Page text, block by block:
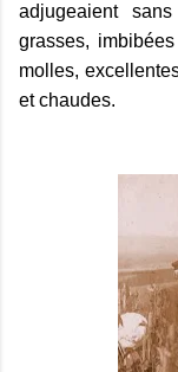
adjugeaient
grasses,
molles,
et chaudes.